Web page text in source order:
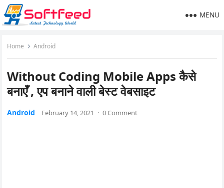
MENU
Home Android
Without Coding Mobile Apps कैसे
बनाएँ , एप बनाने वाली बेस्ट वेबसाइट
Android February 14, 2021 · 0 Comment